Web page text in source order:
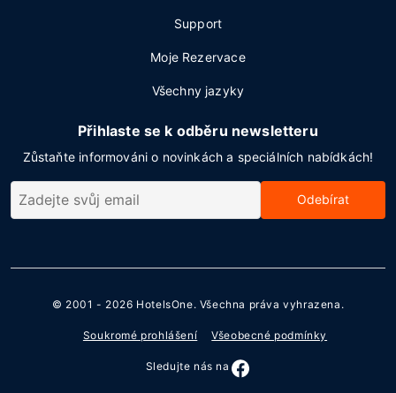
Support
Moje Rezervace
Všechny jazyky
Přihlaste se k odběru newsletteru
Zůstaňte informováni o novinkách a speciálních nabídkách!
Odebírat
© 2001 - 2026 HotelsOne. Všechna práva vyhrazena.
Soukromé prohlášení Všeobecné podmínky
Sledujte nás na